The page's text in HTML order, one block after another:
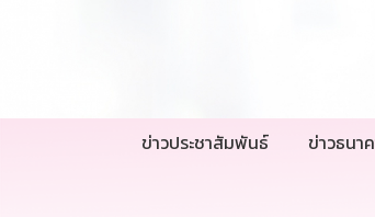
ข่าวประชาสัมพันธ์ ข่าวธนา